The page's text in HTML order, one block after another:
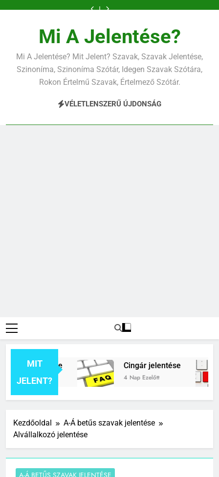
Mi A Jelentése?
Mi A Jelentése? Mit Jelent? Szavak, Szavak Jelentése,
Szinoníma, Szinoníma Szótár, Idegen Szavak Szótára,
Cingár jelentése
4 Nap Ezelőtt
Kezdőoldal
A-Á betűs szavak jelentése